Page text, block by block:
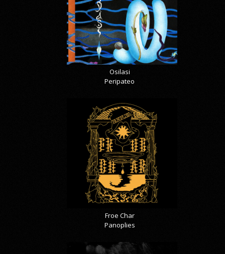
Osilasi
Peripateo
Froe Char
Panoplies